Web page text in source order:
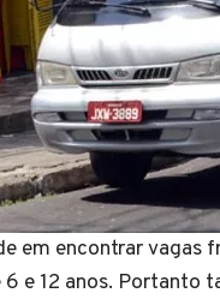
em encontrar vagas
e 12 anos. Portanto